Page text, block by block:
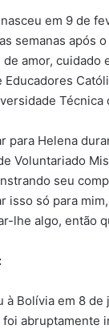
em 9 de
semanas após
amor,
Educadores
Técnica
para Helena
Voluntariado
seu
isso só para
lhe algo, então
à Bolívia em 8
abruptamente